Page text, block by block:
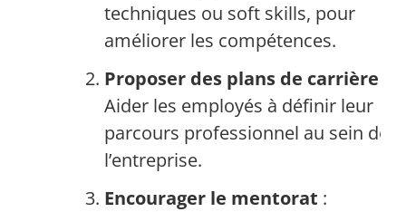
techniques ou soft skills, pour
améliorer les compétences.
Proposer des plans de carrière
Aider les employés à définir leur
parcours professionnel au sein de
l’entreprise.
Encourager le mentorat :